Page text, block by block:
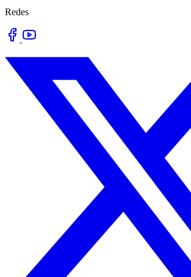
Redes